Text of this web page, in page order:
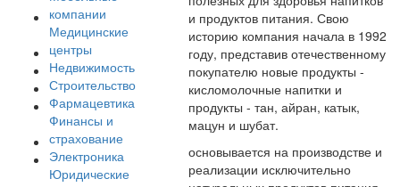
компании
Медицинские
центры
Недвижимость
Строительство
Фармацевтика
Финансы и
страхование
Электроника
Юридические
и продуктов питания. Свою
историю компания начала в 1992
году, представив отечественному
покупателю новые продукты -
кисломолочные напитки и
продукты - тан, айран, катык,
мацун и шубат.
основывается на производстве и
реализации исключительно